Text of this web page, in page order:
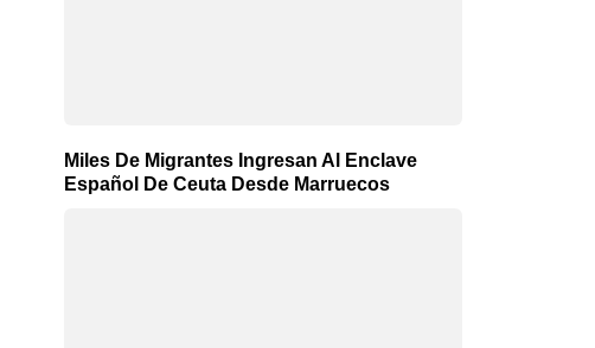
Miles De Migrantes Ingresan Al Enclave
Español De Ceuta Desde Marruecos